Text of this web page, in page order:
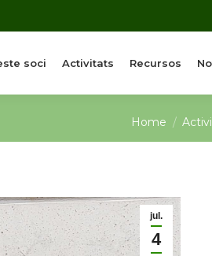
soci Activitats Recursos
You are
Home
jul.
4